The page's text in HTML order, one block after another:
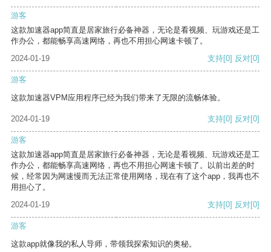
游客
这款加速器app简直是居家旅行必备神器，无论是看视频、玩游戏还是工
作办公，都能畅享高速网络，再也不用担心网速卡顿了。
2024-01-19
支持[0] 反对[0]
游客
这款加速器VPM应用程序已经为我们带来了无限的流畅体验。
2024-01-19 支持[0] 反对[0]
游客
这款加速器app简直是居家旅行必备神器，无论是看视频、玩游戏还是工
作办公，都能畅享高速网络，再也不用担心网速卡顿了。以前出差的时
候，经常因为网速慢而无法正常使用网络，现在有了这个app，我再也不
用担心了。
2024-01-19
支持[0] 反对[0]
游客
这款app就像我的私人导师，带领我探索知识的奥秘。